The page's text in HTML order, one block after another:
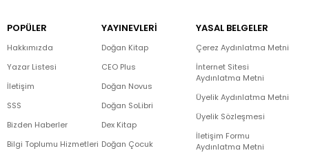
POPÜLER
Hakkımızda
Yazar Listesi
İletişim
SSS
Bizden Haberler
Bilgi Toplumu Hizmetleri
YAYINEVLERİ
Doğan Kitap
CEO Plus
Doğan Novus
Doğan SoLibri
Dex Kitap
Doğan Çocuk
YASAL BELGELER
Çerez Aydınlatma Metni
İnternet Sitesi
Aydınlatma Metni
Üyelik Aydınlatma Metni
Üyelik Sözleşmesi
İletişim Formu
Aydınlatma Metni